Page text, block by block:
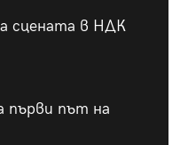
сцената в НДК
първи път на